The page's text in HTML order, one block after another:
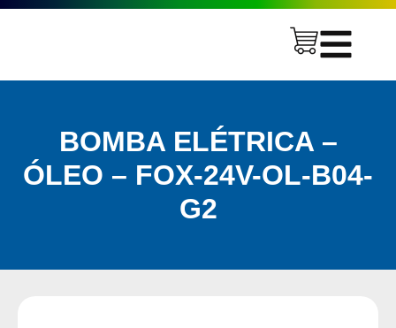
BOMBA ELÉTRICA –
ÓLEO – FOX-24V-OL-B04-
G2